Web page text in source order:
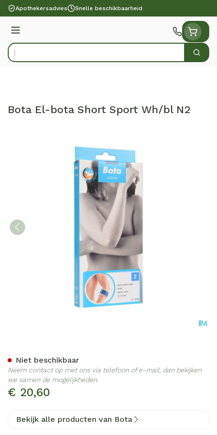
Ga naar de inhoud
Apothekersadvies Snelle beschikbaarheid
Menu
Product, merk, categorie... Zoek
Bota El-bota Short Sport Wh/bl N2
€ 20,60
Niet beschikbaar
Neem contact op met ons via telefoon of e-mail, dan bekijken
we samen de mogelijkheden.
Bekijk alle producten van Bota